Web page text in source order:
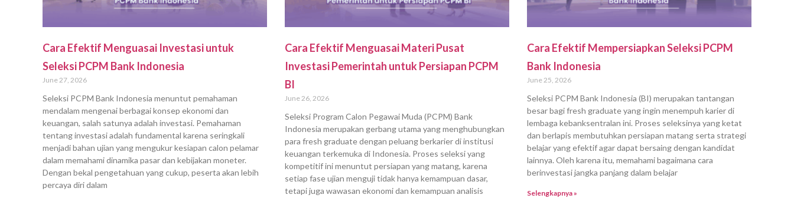
Cara Efektif Menguasai Investasi untuk
Seleksi PCPM Bank Indonesia
June 27, 2026
Seleksi PCPM Bank Indonesia menuntut pemahaman
mendalam mengenai berbagai konsep ekonomi dan
keuangan, salah satunya adalah investasi. Pemahaman
tentang investasi adalah fundamental karena seringkali
menjadi bahan ujian yang mengukur kesiapan calon pelamar
dalam memahami dinamika pasar dan kebijakan moneter.
Dengan bekal pengetahuan yang cukup, peserta akan lebih
percaya diri dalam
Cara Efektif Menguasai Materi Pusat
Investasi Pemerintah untuk Persiapan PCPM
BI
June 26, 2026
Seleksi Program Calon Pegawai Muda (PCPM) Bank
Indonesia merupakan gerbang utama yang menghubungkan
para fresh graduate dengan peluang berkarier di institusi
keuangan terkemuka di Indonesia. Proses seleksi yang
kompetitif ini menuntut persiapan yang matang, karena
setiap fase ujian menguji tidak hanya kemampuan dasar,
tetapi juga wawasan ekonomi dan kemampuan analisis
Cara Efektif Mempersiapkan Seleksi PCPM
Bank Indonesia
June 25, 2026
Seleksi PCPM Bank Indonesia (BI) merupakan tantangan
besar bagi fresh graduate yang ingin menempuh karier di
lembaga kebanksentralan ini. Proses seleksinya yang ketat
dan berlapis membutuhkan persiapan matang serta strategi
belajar yang efektif agar dapat bersaing dengan kandidat
lainnya. Oleh karena itu, memahami bagaimana cara
berinvestasi jangka panjang dalam belajar
Selengkapnya »